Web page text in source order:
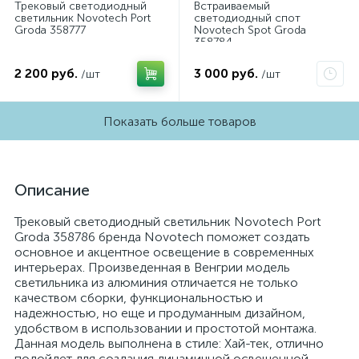
Трековый светодиодный
светильник Novotech Port
Groda 358777
2 200 руб. /шт
Встраиваемый
светодиодный спот
Novotech Spot Groda
358784
3 000 руб. /шт
Показать больше товаров
Описание
Трековый светодиодный светильник Novotech Port
Groda 358786 бренда Novotech поможет создать
основное и акцентное освещение в современных
интерьерах. Произведенная в Венгрии модель
светильника из алюминия отличается не только
качеством сборки, функциональностью и
надежностью, но еще и продуманным дизайном,
удобством в использовании и простотой монтажа.
Данная модель выполнена в стиле: Хай-тек, отлично